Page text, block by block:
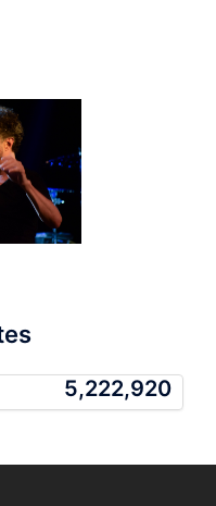
5,222,920
5,222,920